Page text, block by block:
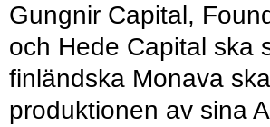
Gungnir Capital,
och Hede Capital ska
finländska Monava
produktionen av sina